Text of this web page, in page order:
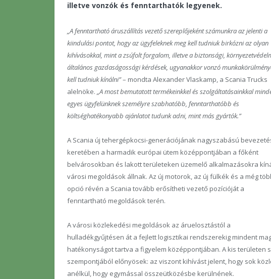
illetve vonzók és fenntarthatók legyenek.
„A fenntartható áruszállítás vezető szereplőjeként számunkra az jelenti a
kiindulási pontot, hogy az ügyfeleknek meg kell tudniuk birkózni az olyan
kihívásokkal, mint a zsúfolt forgalom, illetve a biztonsági,
általános gazdaságossági kérdések, ugyanakkor vonzó
kell tudniuk kínálni”– mondta Alexander Vlaskamp, a Scania Trucks
alelnöke. „A most bemutatott termékeinkkel és szolgáltatásainkkal
egyes ügyfelünknek személyre szabhatóbb, fenntarthatóbb és
költséghatékonyabb ajánlatot tudunk adni, mint más gyártók.”
A Scania új tehergépkocsi-generációjának nagyszabású
keretében a harmadik európai ütem középpontjában a főként
belvárosokban és lakott területeken üzemelő alkalmazásokra
városi megoldások állnak. Az új motorok, az új fülkék és a még
opció révén a Scania tovább erősítheti vezető pozícióját a
fenntartható megoldások terén.
A városi közlekedési megoldások az áruelosztástól a
hulladékgyűjtésen át a fejlett logisztikai rendszerekig mindent
hatékonyságot tartva a figyelem középpontjában. A kis
szempontjából előnyösek: az viszont kihívást jelent, hogy sok
anélkül, hogy egymással összeütközésbe kerülnének.